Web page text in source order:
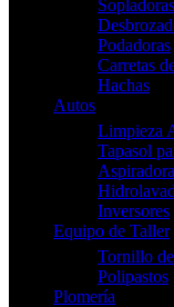
Sopladoras
Podadoras
Carretas
Hachas
Autos
Limpieza
Tapasol
Inversores
Equipo de Taller
Tornillo
Polipastos
Plomería